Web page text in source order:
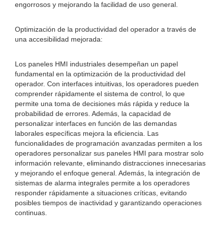
engorrosos y mejorando la facilidad de uso general.
Optimización de la productividad del operador a través de
una accesibilidad mejorada:
Los paneles HMI industriales desempeñan un papel
fundamental en la optimización de la productividad del
operador. Con interfaces intuitivas, los operadores pueden
comprender rápidamente el sistema de control, lo que
permite una toma de decisiones más rápida y reduce la
probabilidad de errores. Además, la capacidad de
personalizar interfaces en función de las demandas
laborales específicas mejora la eficiencia. Las
funcionalidades de programación avanzadas permiten a los
operadores personalizar sus paneles HMI para mostrar solo
información relevante, eliminando distracciones innecesarias
y mejorando el enfoque general. Además, la integración de
sistemas de alarma integrales permite a los operadores
responder rápidamente a situaciones críticas, evitando
posibles tiempos de inactividad y garantizando operaciones
continuas.